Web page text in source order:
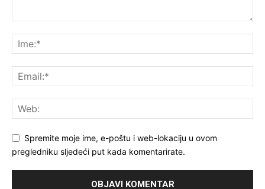
Spremite moje ime, e-poštu i web-lokaciju u ovom
pregledniku sljedeći put kada komentarirate.